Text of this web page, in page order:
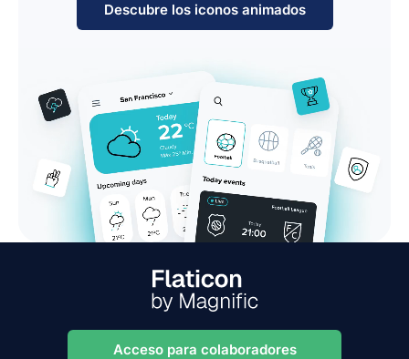
Descubre los iconos animados
Acceso para colaboradores